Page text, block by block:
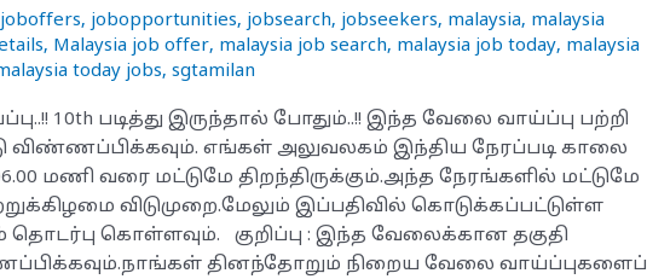
joboffers, jobopportunities, jobsearch, jobseekers, malaysia, malaysia
, Malaysia job offer, malaysia job search, malaysia job today, malaysia
today jobs, sgtamilan
10th படித்து இருந்தால் போதும்..!! இந்த வேலை வாய்ப்பு பற்றி
விண்ணப்பிக்கவும். எங்கள் அலுவலகம் இந்திய நேரப்படி காலை
மணி வரை மட்டுமே திறந்திருக்கும்.அந்த நேரங்களில் மட்டுமே
விடுமுறை.மேலும் இப்பதிவில் கொடுக்கப்பட்டுள்ள
தொடர்பு கொள்ளவும். குறிப்பு : இந்த வேலைக்கான தகுதி
தினந்தோறும் நிறைய வேலை வாய்ப்புகளைப்